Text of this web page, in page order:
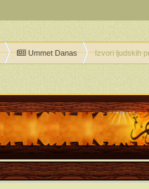
Ummet Danas Izvori ljudskih